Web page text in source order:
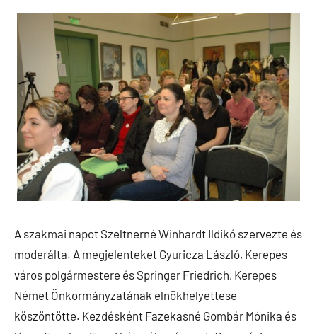
A szakmai napot Szeltnerné Winhardt Ildikó szervezte és
moderálta. A megjelenteket Gyuricza László, Kerepes
város polgármestere és Springer Friedrich, Kerepes
Német Önkormányzatának elnökhelyettese
köszöntötte. Kezdésként Fazekasné Gombár Mónika és